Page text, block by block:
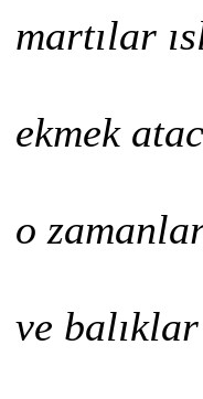
martılar
ekmek
o
ve balıklar